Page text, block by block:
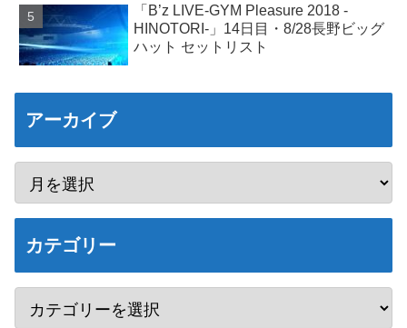
「B’z LIVE-GYM Pleasure 2018 -
HINOTORI-」14日目・8/28長野ビッグ
ハット セットリスト
アーカイブ
カテゴリー